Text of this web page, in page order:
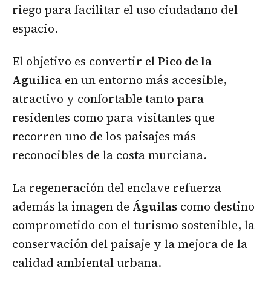
riego para facilitar el uso ciudadano del
espacio.
El objetivo es convertir elPico de la
Aguilica en un entorno más accesible,
atractivo y confortable tanto para
residentes como para visitantes que
recorren uno de los paisajes más
reconocibles de la costa murciana.
La regeneración del enclave refuerza
además la imagen de Águilas como destino
comprometido con el turismo sostenible, la
conservación del paisaje y la mejora de la
calidad ambiental urbana.